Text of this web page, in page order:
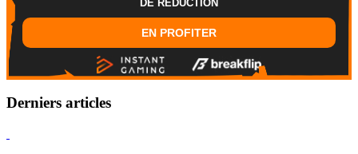
DE REDUCTION
EN PROFITER
Derniers articles